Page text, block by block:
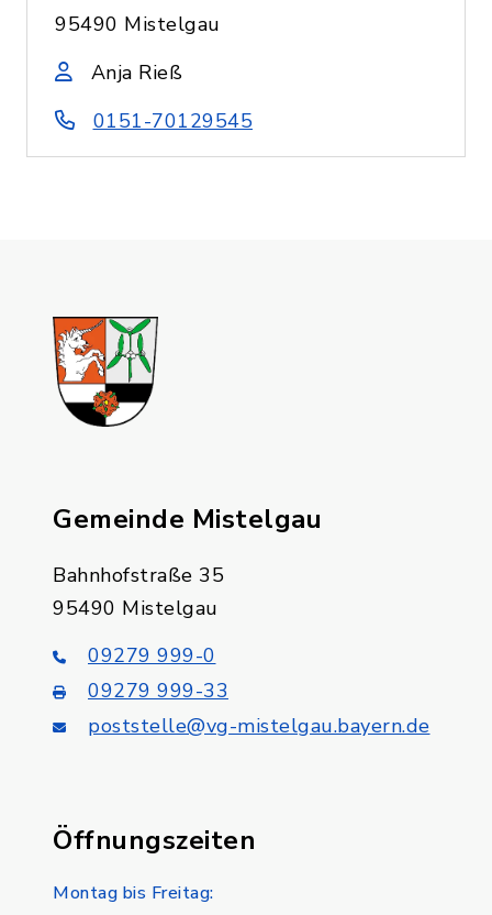
95490 Mistelgau
Anja Rieß
0151-70129545
Gemeinde Mistelgau
Bahnhofstraße 35
95490 Mistelgau
09279 999-0
09279 999-33
poststelle@vg-mistelgau.bayern.de
Öffnungszeiten
Montag bis Freitag: